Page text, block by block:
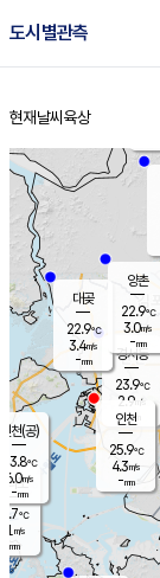
도시별관측
홈
현재날씨 육상
의도
℃
m/s
mm
경서동
23.9℃
2.9m/s
-mm
대곶
22.9℃
3.4m/s
-mm
양촌
22.9℃
3.0m/s
-mm
인천(공)
23.8℃
6.0m/s
-mm
인천
25.9℃
4.3m/s
-mm